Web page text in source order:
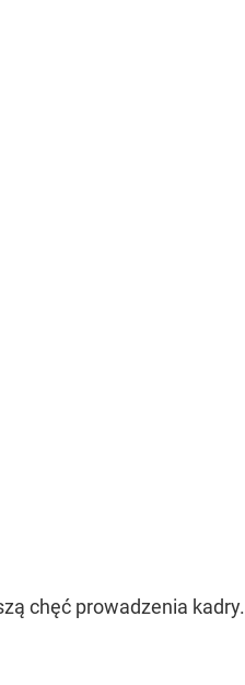
chęć prowadzenia kadry.